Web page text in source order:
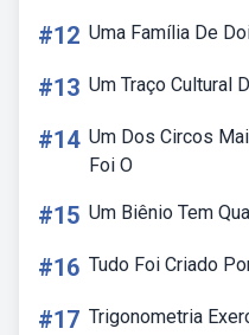
#12 Uma Família De
#13 Um Traço Cultural
#14 Um Dos Circos
Foi O
#15 Um Biênio Tem
#16 Tudo Foi Criado
#17 Trigonometria